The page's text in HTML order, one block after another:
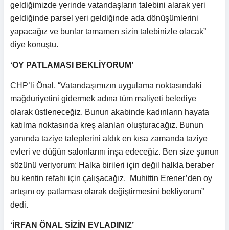
geldiğimizde yerinde vatandaşların talebini alarak yeri
geldiğinde parsel yeri geldiğinde ada dönüşümlerini
yapacağız ve bunlar tamamen sizin talebinizle olacak”
diye konuştu.
‘OY PATLAMASI BEKLİYORUM’
CHP’li Önal, “Vatandaşımızın uygulama noktasındaki
mağduriyetini gidermek adına tüm maliyeti belediye
olarak üstleneceğiz. Bunun akabinde kadınların hayata
katılma noktasında kreş alanları oluşturacağız. Bunun
yanında taziye taleplerini aldık en kısa zamanda taziye
evleri ve düğün salonlarını inşa edeceğiz. Ben size şunun
sözünü veriyorum: Halka birileri için değil halkla beraber
bu kentin refahı için çalışacağız. Muhittin Erener’den oy
artışını oy patlaması olarak değiştirmesini bekliyorum”
dedi.
‘İRFAN ÖNAL SİZİN EVLADINIZ’